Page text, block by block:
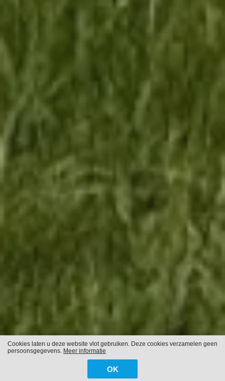
Cookies laten u deze website vlot gebruiken. Deze cookies verzamelen geen
persoonsgegevens. Meer informatie
OK